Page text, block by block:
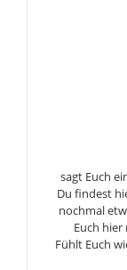
sagt Euch
Du findest
nochmal
Euch
Fühlt Euch